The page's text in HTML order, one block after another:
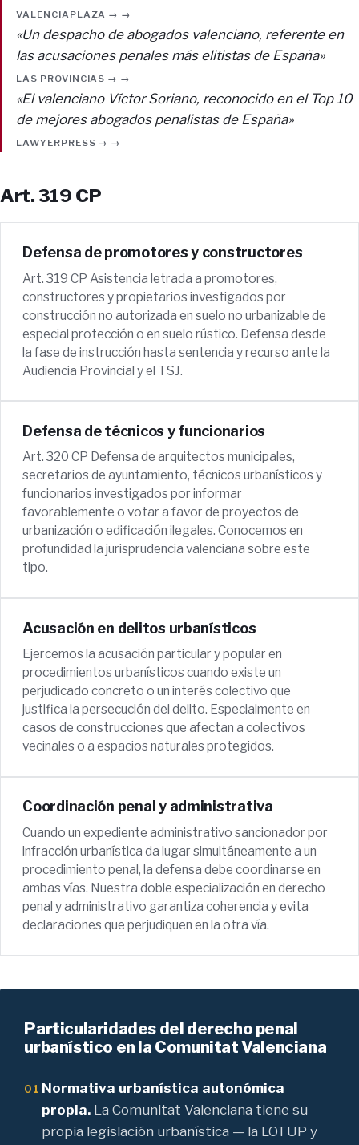
VALENCIAPLAZA → →
«Un despacho de abogados valenciano, referente en
las acusaciones penales más elitistas de España»
LAS PROVINCIAS → →
«El valenciano Víctor Soriano, reconocido en el Top 10
de mejores abogados penalistas de España»
LAWYERPRESS → →
Art. 319 CP
Defensa de promotores y constructores
Art. 319 CP Asistencia letrada a promotores,
constructores y propietarios investigados por
construcción no autorizada en suelo no urbanizable de
especial protección o en suelo rústico. Defensa desde
la fase de instrucción hasta sentencia y recurso ante la
Audiencia Provincial y el TSJ.
Defensa de técnicos y funcionarios
Art. 320 CP Defensa de arquitectos municipales,
secretarios de ayuntamiento, técnicos urbanísticos y
funcionarios investigados por informar
favorablemente o votar a favor de proyectos de
urbanización o edificación ilegales. Conocemos en
profundidad la jurisprudencia valenciana sobre este
tipo.
Acusación en delitos urbanísticos
Ejercemos la acusación particular y popular en
procedimientos urbanísticos cuando existe un
perjudicado concreto o un interés colectivo que
justifica la persecución del delito. Especialmente en
casos de construcciones que afectan a colectivos
vecinales o a espacios naturales protegidos.
Coordinación penal y administrativa
Cuando un expediente administrativo sancionador por
infracción urbanística da lugar simultáneamente a un
procedimiento penal, la defensa debe coordinarse en
ambas vías. Nuestra doble especialización en derecho
penal y administrativo garantiza coherencia y evita
declaraciones que perjudiquen en la otra vía.
Particularidades del derecho penal
urbanístico en la Comunitat Valenciana
01 Normativa urbanística autonómica
propia.La Comunitat Valenciana tiene su
propia legislación urbanística — la LOTUP y